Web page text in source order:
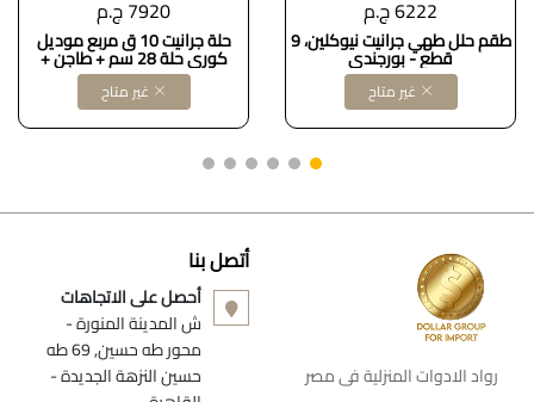
6222 ج.م
طقم حلل طهي جرانيت نيوكلين، 9
قطع - بورجندي
غير متاح
7920 ج.م
حلة جرانيت 10 ق مربع موديل
كورى حلة 28 سم + طاجن +
مقلاية kA
غير متاح
رواد الادوات المنزلية فى مصر
أتصل بنا
أحصل على الاتجاهات
ش المدينة المنورة -
محور طه حسين, 69 طه
حسين النزهة الجديدة -